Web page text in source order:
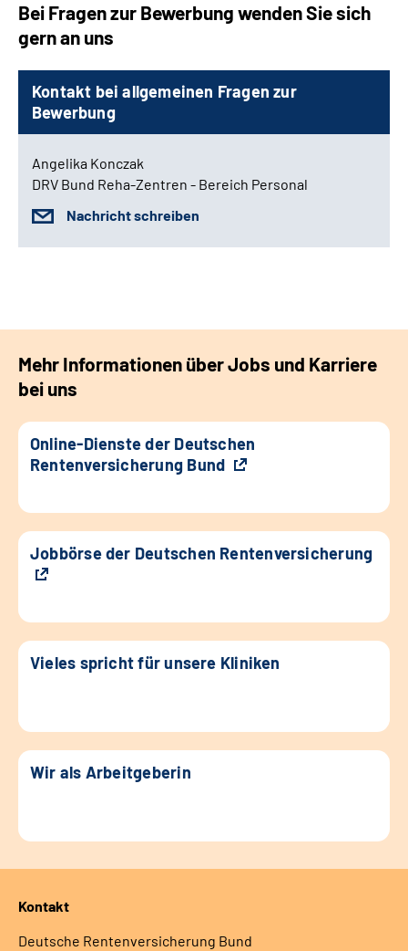
Bei Fragen zur Bewerbung wenden Sie sich
gern an uns
Kontakt bei allgemeinen Fragen zur
Bewerbung
Angelika Konczak
DRV Bund Reha-Zentren - Bereich Personal
Nachricht schreiben
Mehr Informationen über Jobs und Karriere
bei uns
Online-Dienste der Deutschen
Rentenversicherung Bund
Jobbörse der Deutschen Rentenversicherung
Vieles spricht für unsere Kliniken
Wir als Arbeitgeberin
Kontakt
Deutsche Rentenversicherung Bund